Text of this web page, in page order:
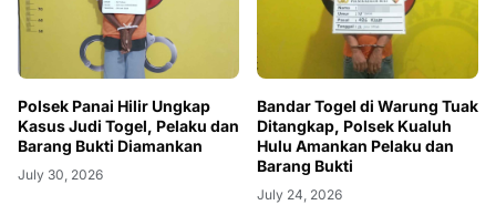
Polsek Panai Hilir Ungkap
Kasus Judi Togel, Pelaku dan
Barang Bukti Diamankan
July 30, 2026
Bandar Togel di Warung Tuak
Ditangkap, Polsek Kualuh
Hulu Amankan Pelaku dan
Barang Bukti
July 24, 2026